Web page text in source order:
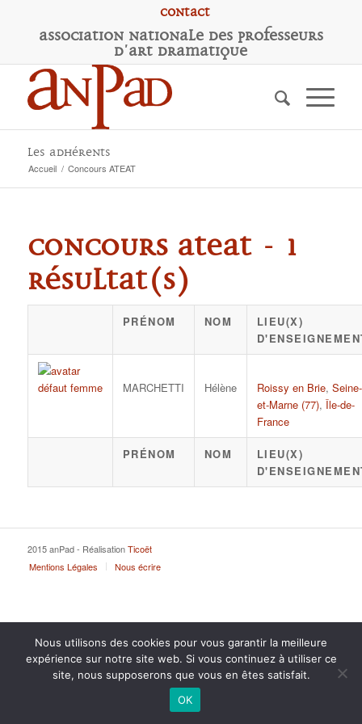
Contact
Association Nationale des Professeurs
d'Art Dramatique
Les adhérents
Accueil / Concours ATEAT
Concours ATEAT - 1
résultat(s)
PRÉNOM NOM
LIEU(X)
MARCHETTI Hélène Roissy en Brie, Seine-
et-Marne (77), Île-de-
France
PRÉNOM NOM
LIEU(X)
2015 anPad - RéalisationTicoët
Mentions Légales
Nous écrire
Nous utilisons des cookies pour vous garantir la meilleure
expérience sur notre site web. Si vous continuez à utiliser ce
site, nous supposerons que vous en êtes satisfait.
OK